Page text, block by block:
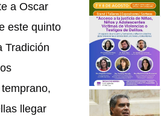
a Oscar
este quinto
Tradición
llegar